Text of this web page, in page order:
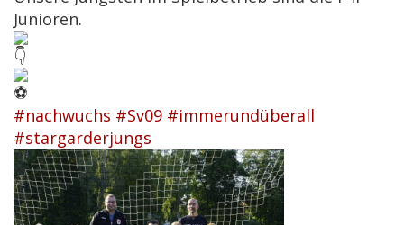
Junioren.
#nachwuchs #Sv09 #immerundüberall
#stargarderjungs